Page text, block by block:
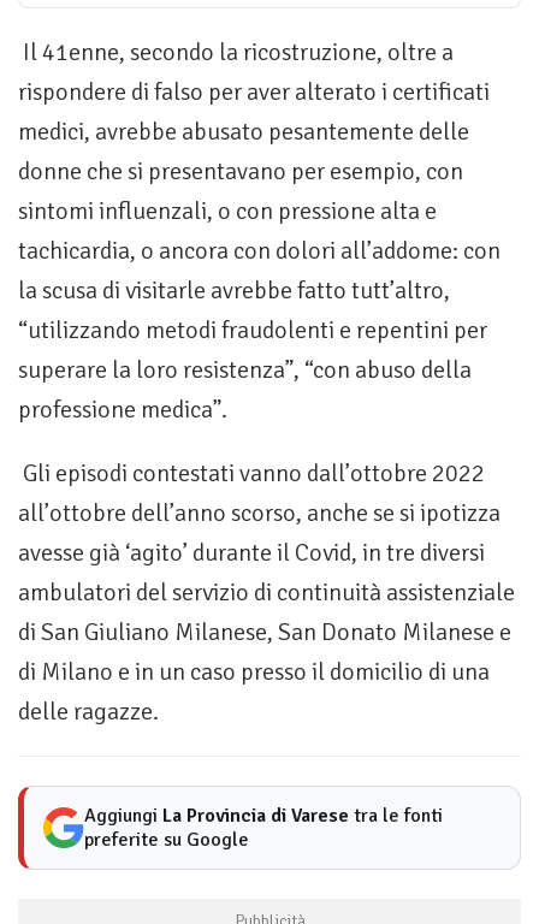
Il 41enne, secondo la ricostruzione, oltre a
rispondere di falso per aver alterato i certificati
medici, avrebbe abusato pesantemente delle
donne che si presentavano per esempio, con
sintomi influenzali, o con pressione alta e
tachicardia, o ancora con dolori all’addome: con
la scusa di visitarle avrebbe fatto tutt’altro,
“utilizzando metodi fraudolenti e repentini per
superare la loro resistenza”, “con abuso della
professione medica”.
Gli episodi contestati vanno dall’ottobre 2022
all’ottobre dell’anno scorso, anche se si ipotizza
avesse già ‘agito’ durante il Covid, in tre diversi
ambulatori del servizio di continuità assistenziale
di San Giuliano Milanese, San Donato Milanese e
di Milano e in un caso presso il domicilio di una
delle ragazze.
Aggiungi La Provincia di Varese tra le fonti
preferite su Google